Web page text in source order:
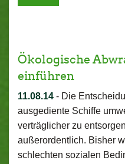
Ökologische
einführen
11.08.14 - Die
ausgediente Schiffe
verträglicher zu
außerordentlich. Bisher
schlechten sozialen